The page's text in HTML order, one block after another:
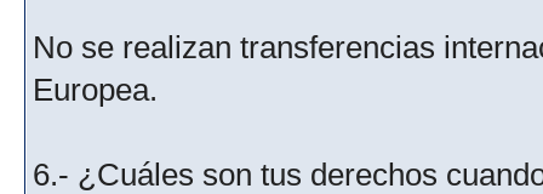
No se realizan transferencias
Europea.
6.- ¿Cuáles son tus derechos